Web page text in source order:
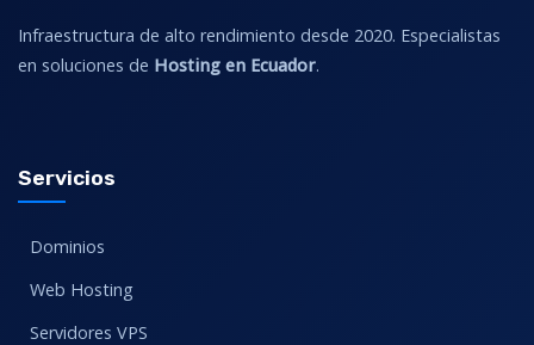
Infraestructura de alto rendimiento desde 2020. Especialistas
en soluciones de Hosting en Ecuador.
Servicios
Dominios
Web Hosting
Servidores VPS